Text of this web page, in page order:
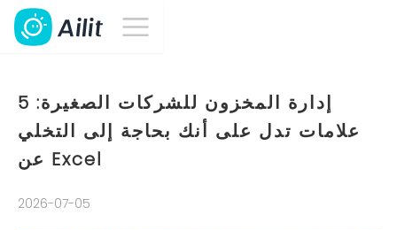
إدارة المخزون للشركات الصغيرة: 5
علامات تدل على أنك بحاجة إلى التخلي
عن Excel
2026-07-05